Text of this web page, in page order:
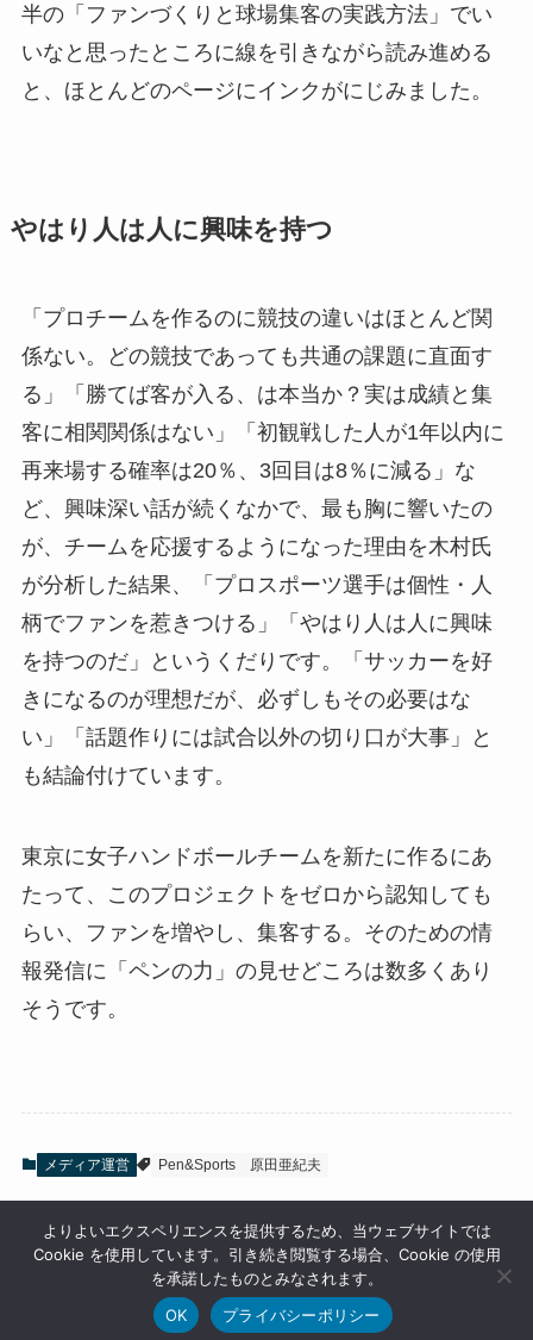
半の「ファンづくりと球場集客の実践方法」でい
いなと思ったところに線を引きながら読み進める
と、ほとんどのページにインクがにじみました。
やはり人は人に興味を持つ
「プロチームを作るのに競技の違いはほとんど関
係ない。どの競技であっても共通の課題に直面す
る」「勝てば客が入る、は本当か？実は成績と集
客に相関関係はない」「初観戦した人が1年以内に
再来場する確率は20％、3回目は8％に減る」な
ど、興味深い話が続くなかで、最も胸に響いたの
が、チームを応援するようになった理由を木村氏
が分析した結果、「プロスポーツ選手は個性・人
柄でファンを惹きつける」「やはり人は人に興味
を持つのだ」というくだりです。「サッカーを好
きになるのが理想だが、必ずしもその必要はな
い」「話題作りには試合以外の切り口が大事」と
も結論付けています。
東京に女子ハンドボールチームを新たに作るにあ
たって、このプロジェクトをゼロから認知しても
らい、ファンを増やし、集客する。そのための情
報発信に「ペンの力」の見せどころは数多くあり
そうです。
メディア運営 Pen&Sports 原田亜紀夫
よりよいエクスペリエンスを提供するため、当ウェブサイトでは
Cookie を使用しています。引き続き閲覧する場合、Cookie の使用
を承諾したものとみなされます。
OK
プライバシーポリシー